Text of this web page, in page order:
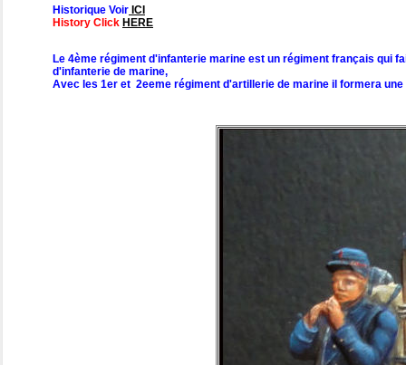
Historique Voir ICI
History Click HERE
Le 4ème régiment d'infanterie marine est un régiment français qui
d'infanterie de marine,
Avec les 1er et 2eeme régiment d'artillerie de marine il formera une